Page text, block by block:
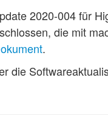
2020-004 für
die mit
.
die